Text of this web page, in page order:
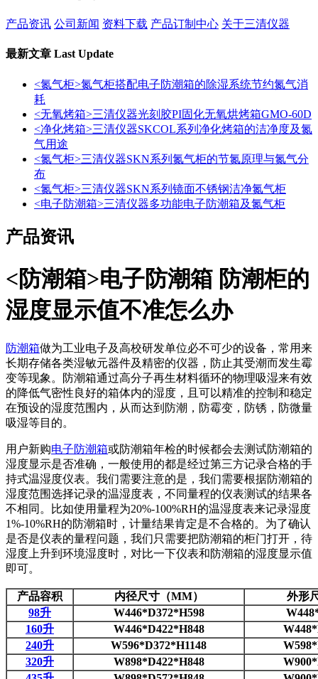
产品资讯 公司新闻 资料下载 产品订制中心 关于三清仪器
最新文章 Last Update
<氮气柜>氮气柜搭配电子防潮箱的除湿系统节约氮气消
耗
<无氧烤箱>三清仪器光刻胶PI固化无氧烘烤箱GMO-60D
<净化烤箱>三清仪器SKCOL系列净化烤箱的洁净度及氮
气用途
<氮气柜>三清仪器SKN系列氮气柜的节氮原理与氮气分
布
<氮气柜>三清仪器SKN系列镜面不锈钢洁净氮气柜
<电子防潮箱>三清仪器多功能电子防潮箱及氮气柜
产品资讯
<防潮箱>电子防潮箱 防潮柜的
湿度显示值不准怎么办
防潮箱做为工业电子及高校研发单位必不可少的设备，常用来
长期存储各类湿敏元器件及精密的仪器，防止其受潮而发生霉
变等现象。防潮箱通过高分子再生材料循环的物理吸湿来有效
的降低气密性良好的箱体内的湿度，且可以精准的控制和稳定
在预设的湿度范围内，从而达到防潮，防霉变，防锈，防微量
吸湿等目的。
用户新购电子防潮箱或防潮箱年检的时候都会去测试防潮箱的
湿度显示是否准确，一般使用的都是经过第三方记录合格的手
持式温湿度仪表。我们需要注意的是，我们需要根据防潮箱的
湿度范围选择记录的温湿度表，不同量程的仪表测试的结果各
不相同。比如使用量程为20%-100%RH的温湿度表来记录湿度
1%-10%RH的防潮箱时，计量结果肯定是不合格的。为了确认
是否是仪表的量程问题，我们只需要把防潮箱的柜门打开，待
湿度上升到环境湿度时，对比一下仪表和防潮箱的湿度显示值
即可。
产品容积 内径尺寸（MM）
外形
98升
W446*D372*H598
160升
W446*D422*H848
240升
W596*D372*H1148
320升
W898*D422*H848